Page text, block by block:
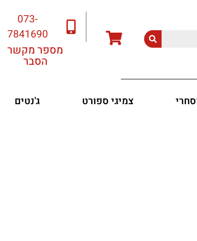
073-
7841690
מספר מקשר
הסבר
צמיגי ספורט ג'נטים